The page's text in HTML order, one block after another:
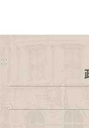
:::